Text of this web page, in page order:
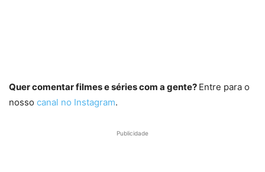
Quer comentar filmes e séries com a gente? Entre para o
nosso canal no Instagram.
Publicidade